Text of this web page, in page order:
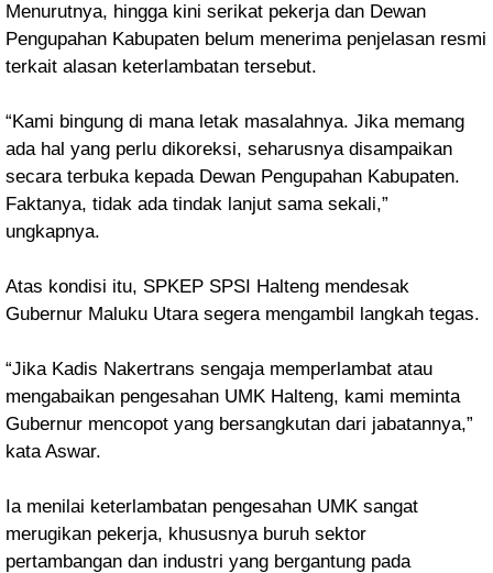
Menurutnya, hingga kini serikat pekerja dan Dewan
Pengupahan Kabupaten belum menerima penjelasan resmi
terkait alasan keterlambatan tersebut.
“Kami bingung di mana letak masalahnya. Jika memang
ada hal yang perlu dikoreksi, seharusnya disampaikan
secara terbuka kepada Dewan Pengupahan Kabupaten.
Faktanya, tidak ada tindak lanjut sama sekali,”
ungkapnya.
Atas kondisi itu, SPKEP SPSI Halteng mendesak
Gubernur Maluku Utara segera mengambil langkah tegas.
“Jika Kadis Nakertrans sengaja memperlambat atau
mengabaikan pengesahan UMK Halteng, kami meminta
Gubernur mencopot yang bersangkutan dari jabatannya,”
kata Aswar.
Ia menilai keterlambatan pengesahan UMK sangat
merugikan pekerja, khususnya buruh sektor
pertambangan dan industri yang bergantung pada